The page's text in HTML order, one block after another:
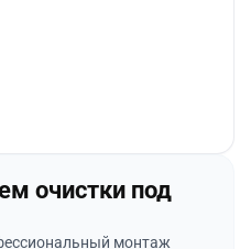
очистки под
монтаж